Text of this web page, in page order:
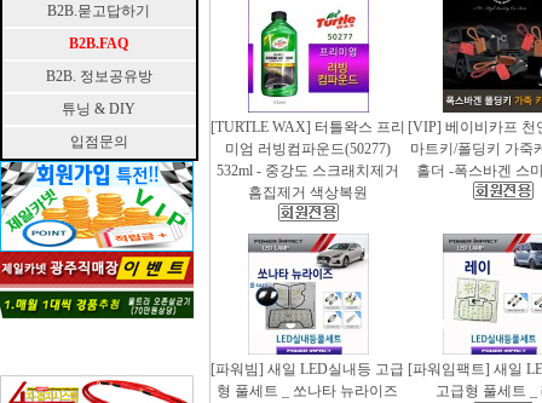
B2B.묻고답하기
B2B.FAQ
B2B. 정보공유방
튜닝 & DIY
입점문의
[TURTLE WAX] 터틀왁스 프리
미엄 러빙컴파운드(50277)
532ml - 중강도 스크래치제거
흠집제거 색상복원
[VIP] 베이비카프 천
마트키/폴딩키 가죽
홀더 -폭스바겐 스
[파워빔] 새일 LED실내등 고급
형 풀세트 _ 쏘나타 뉴라이즈
[파워임팩트] 새일
고급형 풀세트 _